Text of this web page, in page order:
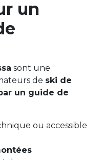
un
sont une
de ski de
un guide de
ou accessible